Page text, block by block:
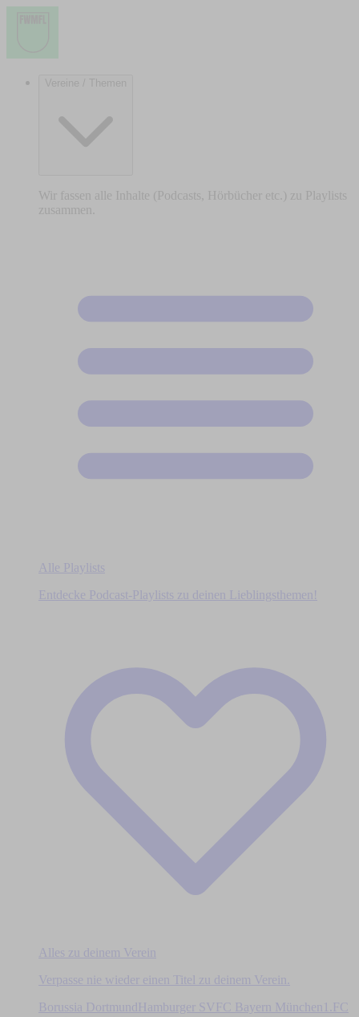
Vereine / Themen
Wir fassen alle Inhalte (Podcasts, Hörbücher etc.) zu Playlists
zusammen.
Alle Playlists
Entdecke Podcast-Playlists zu deinen Lieblingsthemen!
Alles zu deinem Verein
Verpasse nie wieder einen Titel zu deinem Verein.
Borussia DortmundHamburger SV FC Bayern München
1.FC